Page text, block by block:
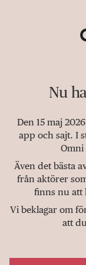
Nu
Den 15 maj
app och sajt. I
Omni
Även det bästa
från aktörer
finns nu att
Vi beklagar om
att